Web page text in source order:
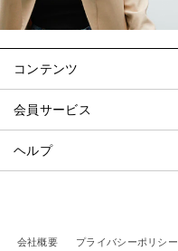
コンテンツ
会員サービス
ヘルプ
会社概要 プライバシーポリシー